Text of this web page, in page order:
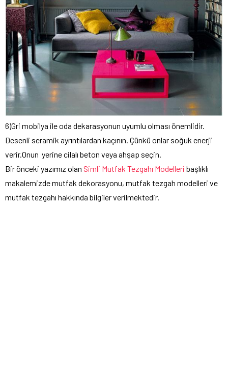
6)Gri mobilya ile oda dekarasyonun uyumlu olması önemlidir.
Desenli seramik ayrıntılardan kaçının. Çünkü onlar soğuk enerji
verir.Onun yerine cilalı beton veya ahşap seçin.
Bir önceki yazımız olan Simli Mutfak Tezgahı Modelleri başlıklı
makalemizde mutfak dekorasyonu, mutfak tezgah modelleri ve
mutfak tezgahı hakkında bilgiler verilmektedir.